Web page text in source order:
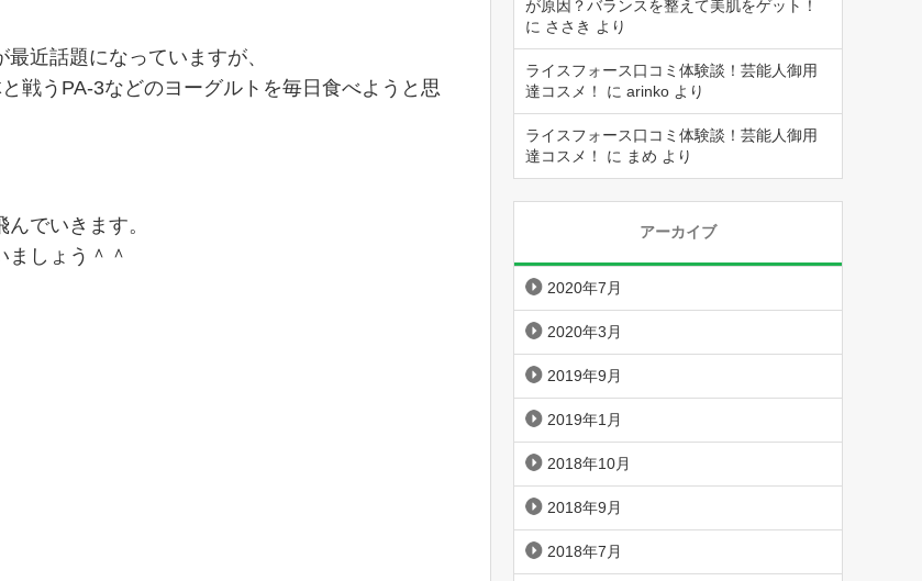
近話題になっていますが、
戦うPA-3などのヨーグルトを毎日食べようと思
でいきます。
しょう＾＾
が原因？バランスを整えて美肌をゲット！
に ささき より
ライスフォース口コミ体験談！芸能人御用
達コスメ！
に arinko より
ライスフォース口コミ体験談！芸能人御用
達コスメ！
に まめ より
アーカイブ
2020年7月
2020年3月
2019年9月
2019年1月
2018年10月
2018年9月
2018年7月